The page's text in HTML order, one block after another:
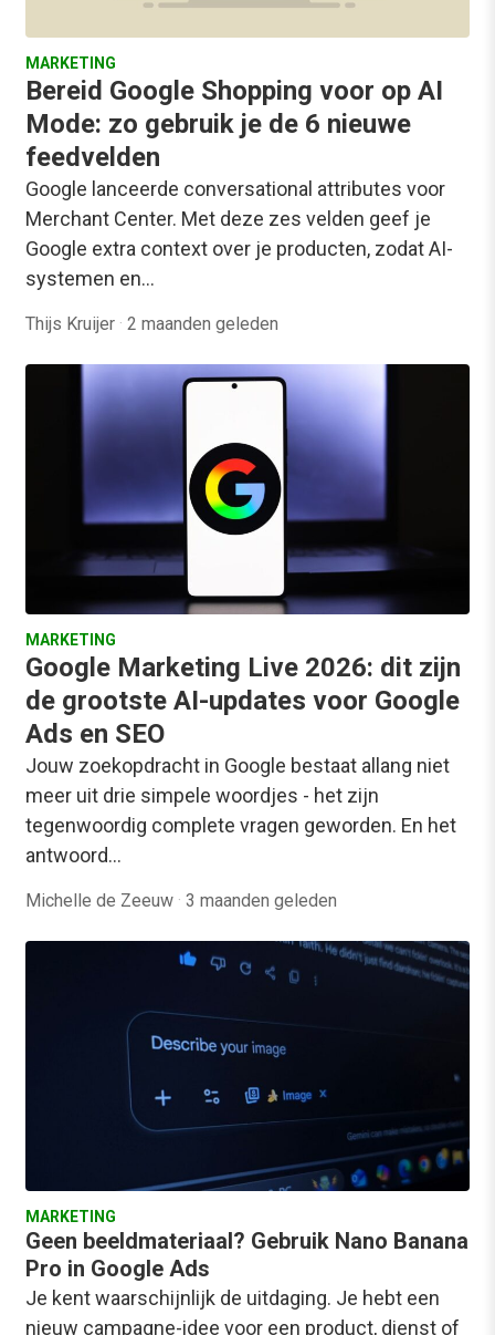
MARKETING
Bereid Google Shopping voor op AI
Mode: zo gebruik je de 6 nieuwe
feedvelden
Google lanceerde conversational attributes voor
Merchant Center. Met deze zes velden geef je
Google extra context over je producten, zodat AI-
systemen en…
Thijs Kruijer · 2 maanden geleden
MARKETING
Google Marketing Live 2026: dit zijn
de grootste AI-updates voor Google
Ads en SEO
Jouw zoekopdracht in Google bestaat allang niet
meer uit drie simpele woordjes - het zijn
tegenwoordig complete vragen geworden. En het
antwoord…
Michelle de Zeeuw · 3 maanden geleden
MARKETING
Geen beeldmateriaal? Gebruik Nano Banana
Pro in Google Ads
Je kent waarschijnlijk de uitdaging. Je hebt een
nieuw campagne-idee voor een product, dienst of